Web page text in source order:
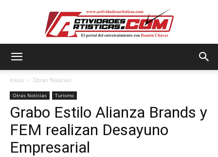
Inicio Otras Noticias
Otras Noticias Turismo
Grabo Estilo Alianza Brands y
FEM realizan Desayuno
Empresarial